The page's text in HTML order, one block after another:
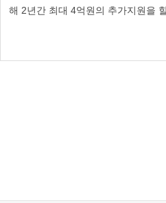
해 2년간 최대 4억원의 추가지원을